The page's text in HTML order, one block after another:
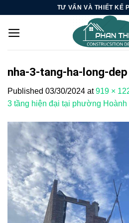
content
TƯ VẤN VÀ THIẾT KẾ
nha-3-tang-ha-long-dep
Published 03/30/2024 at919 ×
3 tầng hiện đại tại phường Hoành